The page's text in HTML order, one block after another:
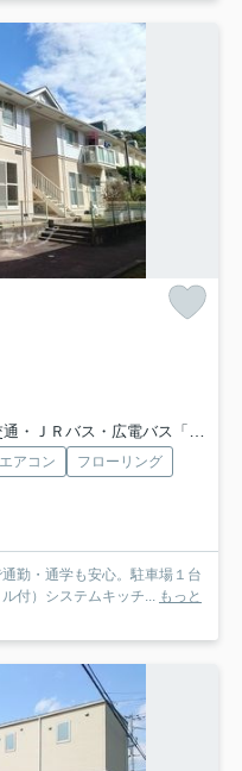
バス・広電バス「可部中央バス停」バス停下車 徒歩5分
エアコン
フローリング
勤・通学も安心。駐車場１台
付）システムキッチ...
もっと